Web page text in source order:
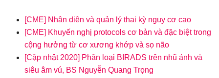
[CME] Nhận diện và quản lý thai kỳ nguy cơ cao
[CME] Khuyến nghị protocols cơ bản và đặc biệt trong
cộng hưởng từ cơ xương khớp và sọ não
[Cập nhật 2020] Phân loại BIRADS trên nhũ ảnh và
siêu âm vú, BS Nguyễn Quang Trọng